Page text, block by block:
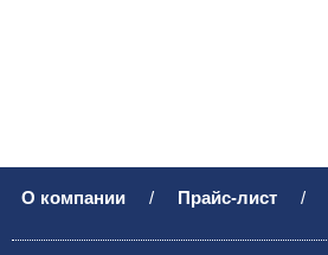
О компании / Прайс-лист /